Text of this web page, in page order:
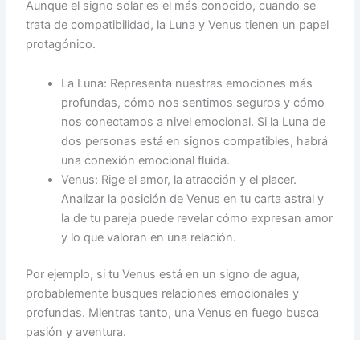
Aunque el signo solar es el más conocido, cuando se
trata de compatibilidad, la Luna y Venus tienen un papel
protagónico.
La Luna: Representa nuestras emociones más
profundas, cómo nos sentimos seguros y cómo
nos conectamos a nivel emocional. Si la Luna de
dos personas está en signos compatibles, habrá
una conexión emocional fluida.
Venus: Rige el amor, la atracción y el placer.
Analizar la posición de Venus en tu carta astral y
la de tu pareja puede revelar cómo expresan amor
y lo que valoran en una relación.
Por ejemplo, si tu Venus está en un signo de agua,
probablemente busques relaciones emocionales y
profundas. Mientras tanto, una Venus en fuego busca
pasión y aventura.